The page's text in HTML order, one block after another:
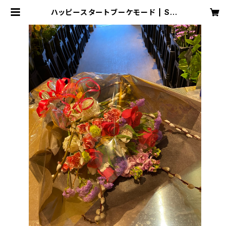
ハッピースタートブーケモード | SHI